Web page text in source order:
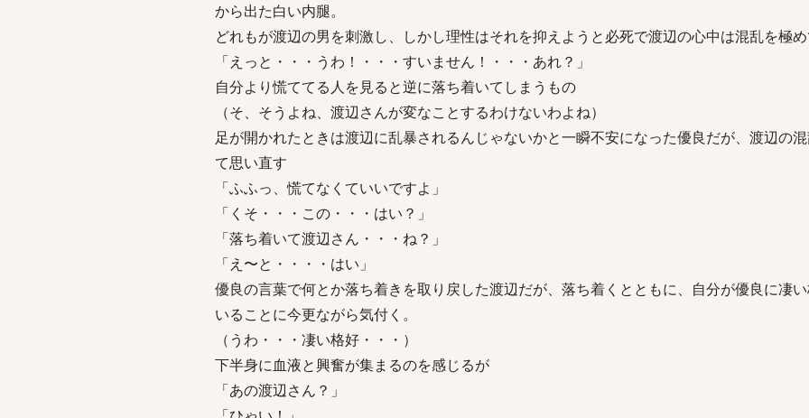
から出た白い内腿。
どれもが渡辺の男を刺激し、しかし理性はそれを抑えようと必死で渡辺の心中は混乱を極
「えっと・・・うわ！・・・すいません！・・・あれ？」
自分より慌ててる人を見ると逆に落ち着いてしまうもの
（そ、そうよね、渡辺さんが変なことするわけないわよね）
足が開かれたときは渡辺に乱暴されるんじゃないかと一瞬不安になった優良だが、渡辺の
て思い直す
「ふふっ、慌てなくていいですよ」
「くそ・・・この・・・はい？」
「落ち着いて渡辺さん・・・ね？」
「え〜と・・・・はい」
優良の言葉で何とか落ち着きを取り戻した渡辺だが、落ち着くとともに、自分が優良に凄
いることに今更ながら気付く。
（うわ・・・凄い格好・・・）
下半身に血液と興奮が集まるのを感じるが
「あの渡辺さん？」